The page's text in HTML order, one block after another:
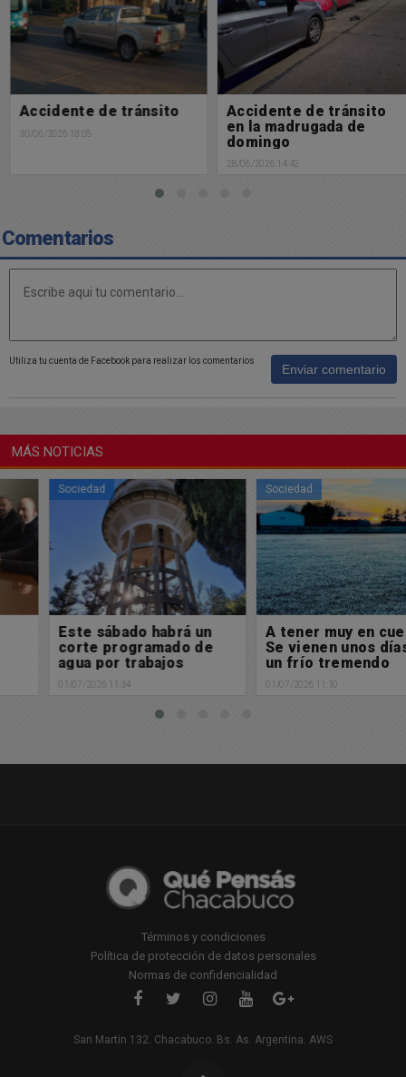
Accidente de tránsito
30/06/2026 18:05
Accidente de tránsito
en la madrugada de
domingo
28/06/2026 14:42
Comentarios
Utiliza tu cuenta de Facebook para realizar los comentarios
Enviar comentario
MÁS NOTICIAS
Este sábado habrá un
corte programado de
agua por trabajos
estratégicos para
mejorar la red de agua
01/07/2026 11:34
A tener muy en cuenta:
Se vienen unos días de
un frío tremendo
01/07/2026 11:10
Términos y condiciones
Política de protección de datos personales
Normas de confidencialidad
San Martin 132. Chacabuco. Bs. As. Argentina. AWS